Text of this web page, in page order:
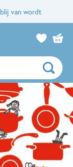
van wordt